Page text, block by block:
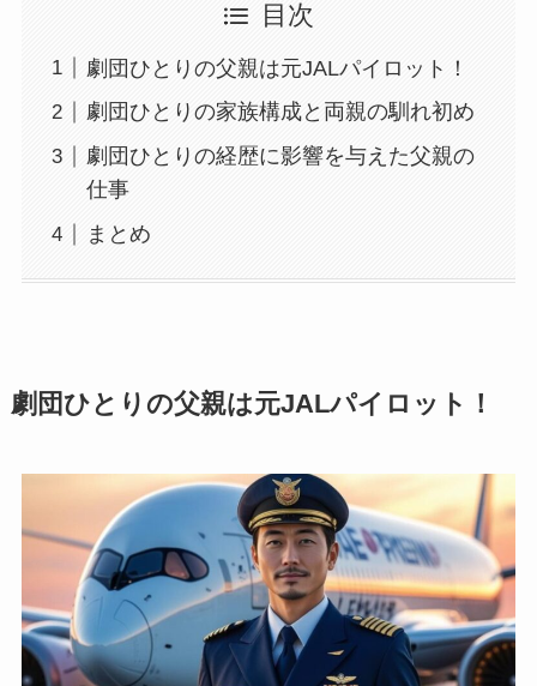
目次
劇団ひとりの父親は元JALパイロット！
劇団ひとりの家族構成と両親の馴れ初め
劇団ひとりの経歴に影響を与えた父親の
仕事
まとめ
劇団ひとりの父親は元JALパイロット！